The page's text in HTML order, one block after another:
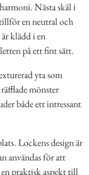
Nästa skål i
en neutral och
klädd i en
på ett fint sätt.
yta som
mönster
både ett intressant
Lockens design är
användas för att
praktisk aspekt till